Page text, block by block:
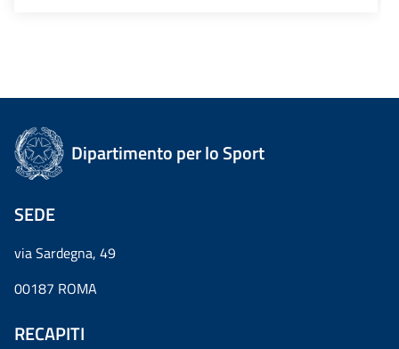
Dipartimento per lo Sport
SEDE
via Sardegna, 49
00187 ROMA
RECAPITI